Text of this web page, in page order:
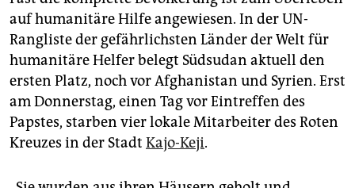
auf humanitäre Hilfe angewiesen. In der UN-
Rangliste der gefährlichsten Länder der Welt für
humanitäre Helfer belegt Südsudan aktuell den
ersten Platz, noch vor Afghanistan und Syrien. Erst
am Donnerstag, einen Tag vor Eintreffen des
Papstes, starben vier lokale Mitarbeiter des Roten
Kreuzes in der Stadt Kajo-Keji.